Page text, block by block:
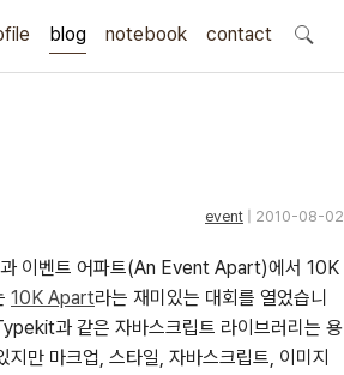
blog notebook contact
search
event | 2010-08-02
이벤트 어파트(An Event Apart)에서 10K
10K Apart라는 재미있는 대회를 열었습니
과 같은 자바스크립트 라이브러리는 용
지만 마크업, 스타일, 자바스크립트, 이미지